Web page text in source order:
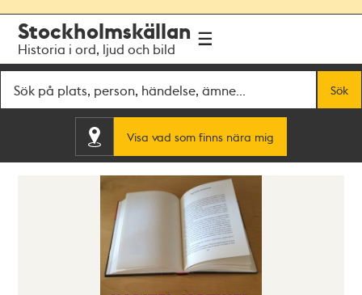
navigationen
huvudinnehållet
Stockholmskällan
Historia i ord, ljud och bild
Sök
Visa vad som finns nära mig